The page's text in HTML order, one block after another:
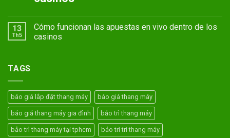
13
Th5
Cómo funcionan las apuestas en vivo dentro de los
casinos
TAGS
báo giá lắp đặt thang máy báo giá thang máy
báo giá thang máy gia đình bảo trì thang máy
bảo trì thang máy tại tphcm bảo trì trì thang máy